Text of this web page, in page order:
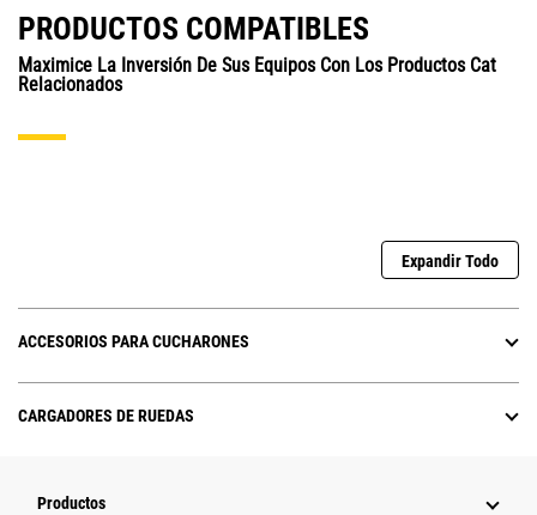
PRODUCTOS COMPATIBLES
Maximice La Inversión De Sus Equipos Con Los Productos Cat
Relacionados
Expandir Todo
ACCESORIOS PARA CUCHARONES
CARGADORES DE RUEDAS
Productos